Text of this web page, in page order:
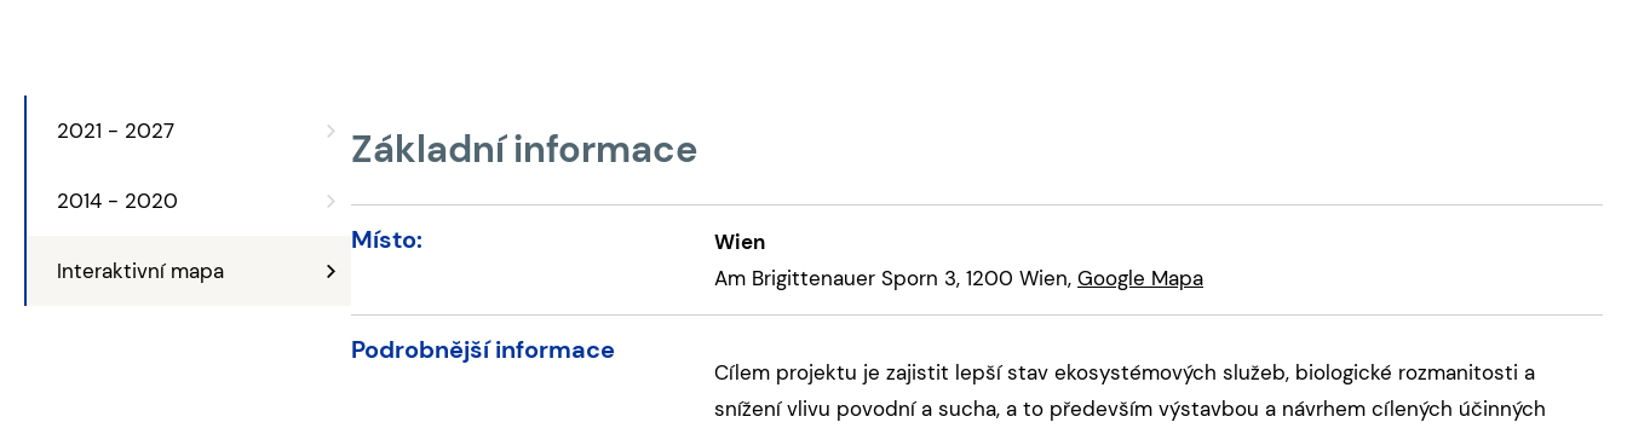
2021 - 2027
2014 - 2020
Interaktivní mapa
Základní informace
Místo:
Wien
Am Brigittenauer Sporn 3, 1200 Wien, Google Mapa
Podrobnější informace
Cílem projektu je zajistit lepší stav ekosystémových služeb, biologické rozmanitosti a
snížení vlivu povodní a sucha, a to především výstavbou a návrhem cílených účinných